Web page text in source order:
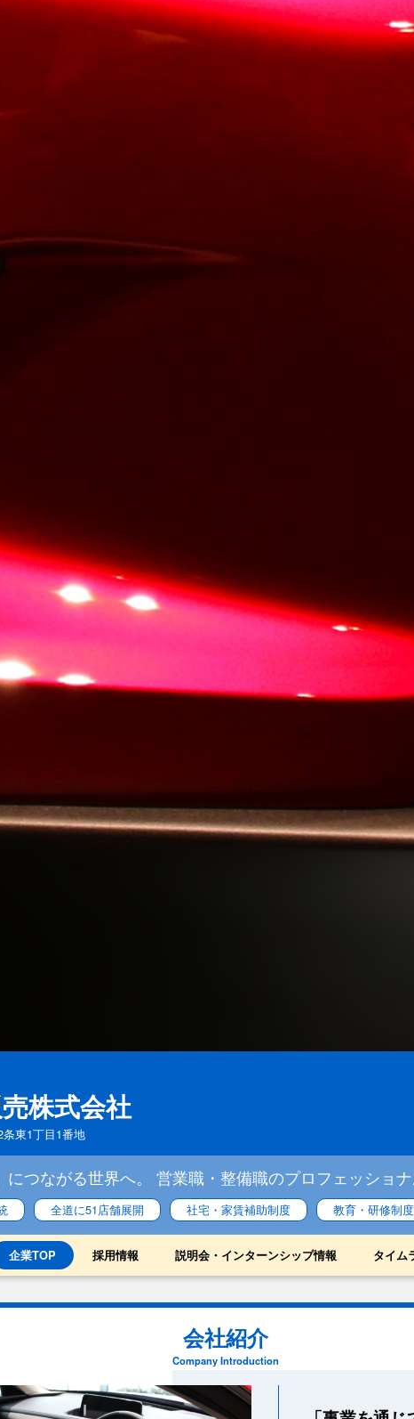
株式会社
東1丁目1番地
につながる世界へ。 営業職・整備職のプロフェッショ
全道に51店舗展開 社宅・家賃補助制度 教育・研修制
企業TOP 採用情報 説明会・インターンシップ情報 タイム
会社紹介
Company Introduction